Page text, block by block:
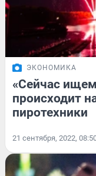
ЭКОНОМИКА
«Сейчас
происходит
пиротехники
21 сентября, 2022,